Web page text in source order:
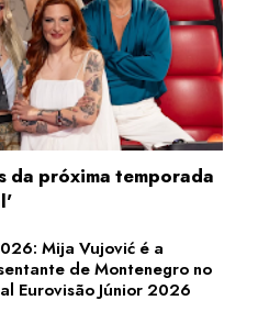
da próxima temporada
Mija Vujović é a
de Montenegro no
Eurovisão Júnior 2026